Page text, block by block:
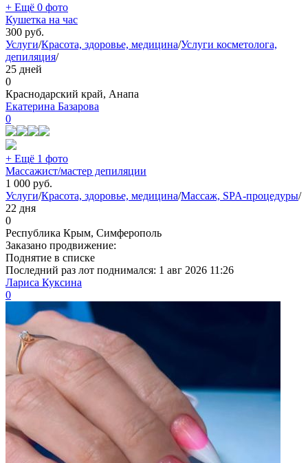
+ Ещё 0 фото
Кушетка на час
300 руб.
Услуги/Красота, здоровье, медицина/Услуги косметолога,
депиляция/
25 дней
0
Краснодарский край, Анапа
Екатерина Базарова
0
+ Ещё 1 фото
Массажист/мастер депиляции
1 000 руб.
Услуги/Красота, здоровье, медицина/Массаж, SPA-процедуры/
22 дня
0
Республика Крым, Симферополь
Заказано продвижение:
Поднятие в списке
Последний раз лот поднимался: 1 авг 2026 11:26
Лариса Куксина
0